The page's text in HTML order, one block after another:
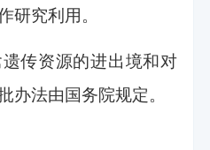
研究利用。
资源的进出境和对
办法由国务院规定。